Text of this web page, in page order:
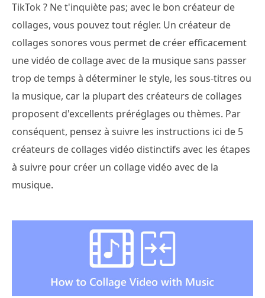
TikTok ? Ne t'inquiète pas; avec le bon créateur de
collages, vous pouvez tout régler. Un créateur de
collages sonores vous permet de créer efficacement
une vidéo de collage avec de la musique sans passer
trop de temps à déterminer le style, les sous-titres ou
la musique, car la plupart des créateurs de collages
proposent d'excellents préréglages ou thèmes. Par
conséquent, pensez à suivre les instructions ici de 5
créateurs de collages vidéo distinctifs avec les étapes
à suivre pour créer un collage vidéo avec de la
musique.